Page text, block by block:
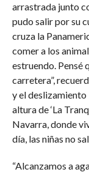
arrastrada junto
pudo salir por su
cruza la
comer a los
estruendo. Pensé
carretera”,
y el deslizamiento
altura de ‘La
Navarra, donde
día, las niñas no
“Alcanzamos a